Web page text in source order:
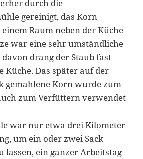
durch die
gereinigt, das Korn
Raum neben der Küche
war eine sehr umständliche
davon drang der Staub fast
Küche. Das später auf der
gemahlene Korn wurde zum
zum Verfüttern verwendet
war nur etwa drei Kilometer
um ein oder zwei Sack
lassen, ein ganzer Arbeitstag